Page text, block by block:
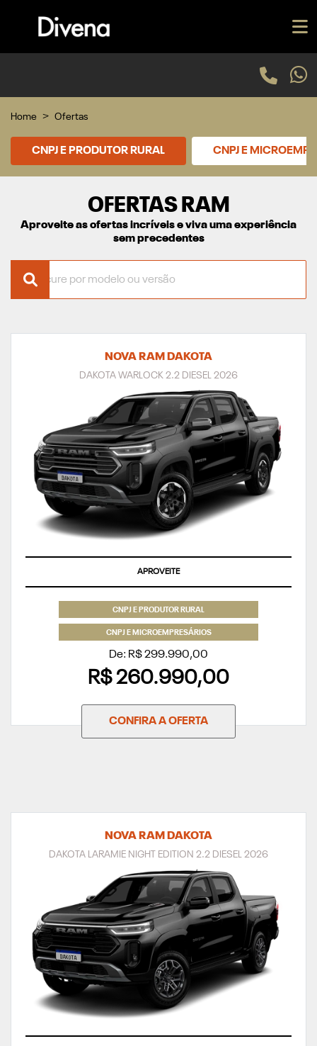
Home Ofertas
CNPJ E PRODUTOR RURAL CNPJ E
OFERTAS RAM
Aproveite as ofertas incríveis e viva uma experiência
sem precedentes
NOVA RAM DAKOTA
DAKOTA WARLOCK 2.2 DIESEL 2026
APROVEITE
CNPJ E PRODUTOR RURAL
CNPJ E MICROEMPRESÁRIOS
De: R$ 299.990,00
R$ 260.990,00
CONFIRA A OFERTA
NOVA RAM DAKOTA
DAKOTA LARAMIE NIGHT EDITION 2.2 DIESEL 2026